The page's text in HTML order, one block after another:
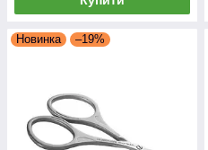
Новинка –19%